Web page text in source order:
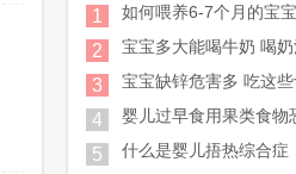
1 如何喂养6-7个月的宝宝
2 宝宝多大能喝牛奶 喝
3 宝宝缺锌危害多 吃这
4 婴儿过早食用果类食物
5 什么是婴儿捂热综合症